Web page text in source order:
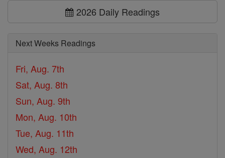
2026 Daily Readings
Next Weeks Readings
Fri, Aug. 7th
Sat, Aug. 8th
Sun, Aug. 9th
Mon, Aug. 10th
Tue, Aug. 11th
Wed, Aug. 12th